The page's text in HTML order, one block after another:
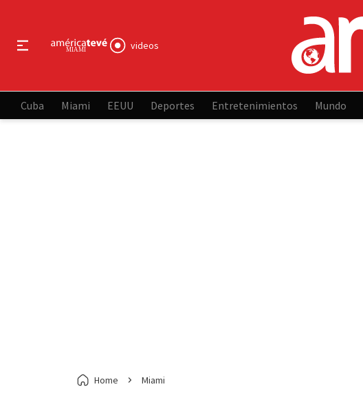
videos
Cuba Miami EEUU Deportes Entretenimientos Mundo
Home Miami